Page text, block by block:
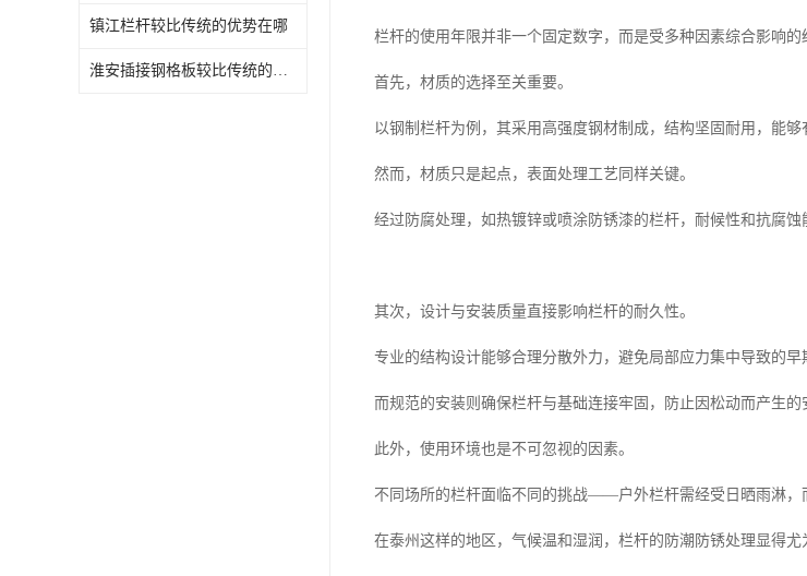
镇江栏杆较比传统的优势在哪
淮安插接钢格板较比传统的优势在哪
栏杆的使用年限并非一个固定数字，而是受多种因素综合影响的
首先，材质的选择至关重要。
以钢制栏杆为例，其采用高强度钢材制成，结构坚固耐用，能
然而，材质只是起点，表面处理工艺同样关键。
经过防腐处理，如热镀锌或喷涂防锈漆的栏杆，耐候性和抗腐
其次，设计与安装质量直接影响栏杆的耐久性。
专业的结构设计能够合理分散外力，避免局部应力集中导致的早
而规范的安装则确保栏杆与基础连接牢固，防止因松动而产生的
此外，使用环境也是不可忽视的因素。
不同场所的栏杆面临不同的挑战——户外栏杆需经受日晒雨淋，
在泰州这样的地区，气候温和湿润，栏杆的防潮防锈处理显得尤